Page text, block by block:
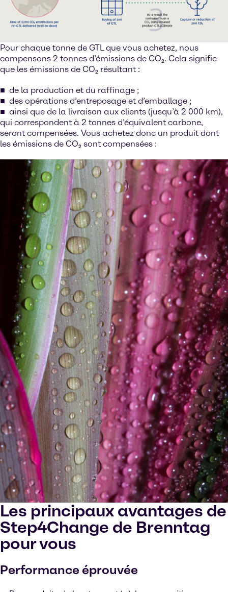
Pour chaque tonne de GTL que vous achetez, nous
compensons 2 tonnes d’émissions de CO₂. Cela signifie
que les émissions de CO₂ résultant :
de la production et du raffinage ;
des opérations d’entreposage et d’emballage ;
ainsi que de la livraison aux clients (jusqu’à 2 000 km),
qui correspondent à 2 tonnes d’équivalent carbone,
seront compensées. Vous achetez donc un produit dont
les émissions de CO₂ sont compensées :
Les principaux avantages de
Step4Change de Brenntag
pour vous
Performance éprouvée